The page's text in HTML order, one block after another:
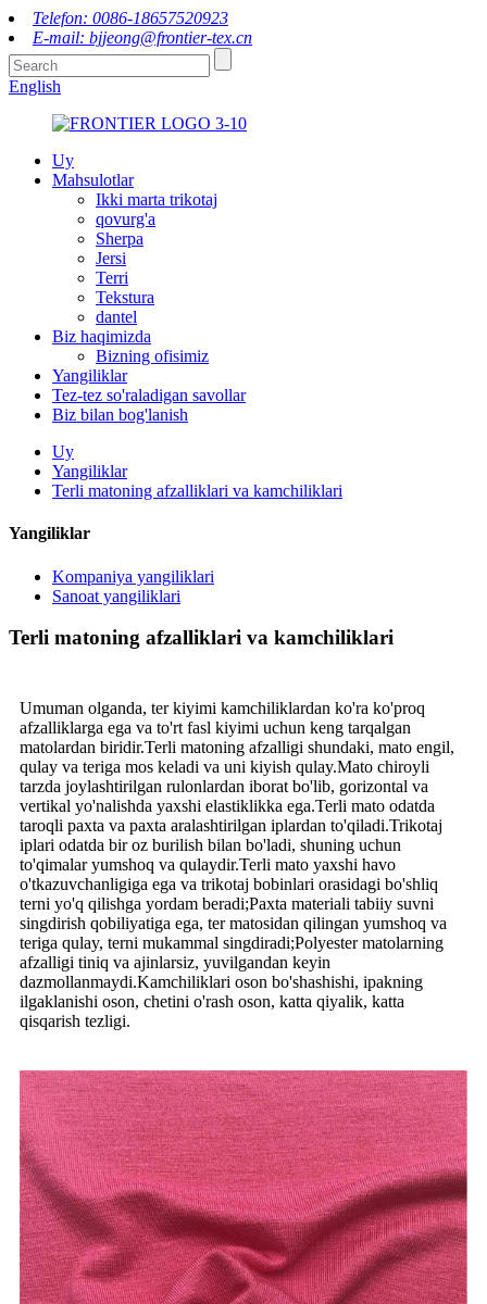
Telefon: 0086-18657520923
E-mail: bjjeong@frontier-tex.cn
English
Uy
Mahsulotlar
Ikki marta trikotaj
qovurg'a
Sherpa
Jersi
Terri
Tekstura
dantel
Biz haqimizda
Bizning ofisimiz
Yangiliklar
Tez-tez so'raladigan savollar
Biz bilan bog'lanish
Uy
Yangiliklar
Terli matoning afzalliklari va kamchiliklari
Yangiliklar
Kompaniya yangiliklari
Sanoat yangiliklari
Terli matoning afzalliklari va kamchiliklari
Umuman olganda, ter kiyimi kamchiliklardan ko'ra ko'proq
afzalliklarga ega va to'rt fasl kiyimi uchun keng tarqalgan
matolardan biridir.Terli matoning afzalligi shundaki, mato engil,
qulay va teriga mos keladi va uni kiyish qulay.Mato chiroyli
tarzda joylashtirilgan rulonlardan iborat bo'lib, gorizontal va
vertikal yo'nalishda yaxshi elastiklikka ega.Terli mato odatda
taroqli paxta va paxta aralashtirilgan iplardan to'qiladi.Trikotaj
iplari odatda bir oz burilish bilan bo'ladi, shuning uchun
to'qimalar yumshoq va qulaydir.Terli mato yaxshi havo
o'tkazuvchanligiga ega va trikotaj bobinlari orasidagi bo'shliq
terni yo'q qilishga yordam beradi;Paxta materiali tabiiy suvni
singdirish qobiliyatiga ega, ter matosidan qilingan yumshoq va
teriga qulay, terni mukammal singdiradi;Polyester matolarning
afzalligi tiniq va ajinlarsiz, yuvilgandan keyin
dazmollanmaydi.Kamchiliklari oson bo'shashishi, ipakning
ilgaklanishi oson, chetini o'rash oson, katta qiyalik, katta
qisqarish tezligi.